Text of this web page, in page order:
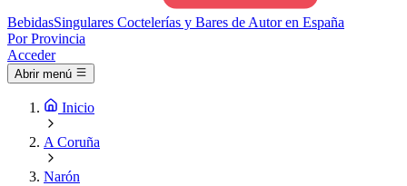
BebidasSingulares Coctelerías y Bares de Autor en España
Por Provincia
Acceder
Abrir menú
Inicio
A Coruña
Narón